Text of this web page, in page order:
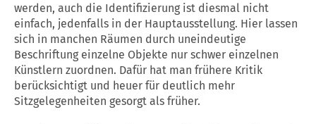
werden, auch die Identifizierung ist diesmal nicht
einfach, jedenfalls in der Hauptausstellung. Hier lassen
sich in manchen Räumen durch uneindeutige
Beschriftung einzelne Objekte nur schwer einzelnen
Künstlern zuordnen. Dafür hat man frühere Kritik
berücksichtigt und heuer für deutlich mehr
Sitzgelegenheiten gesorgt als früher.